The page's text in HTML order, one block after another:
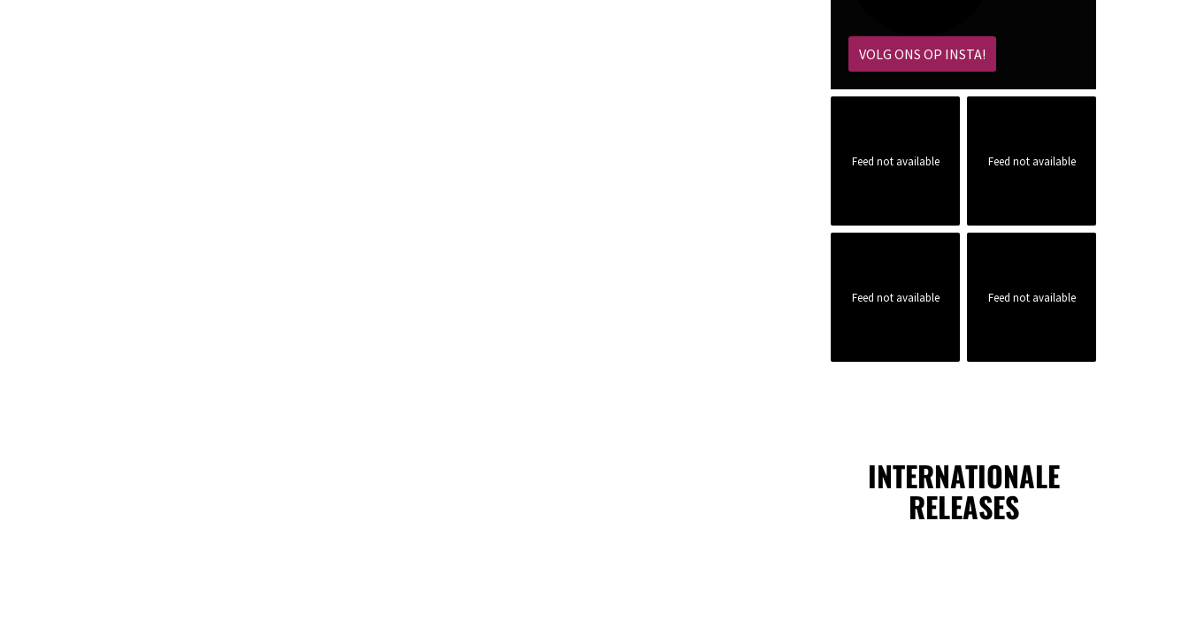
VOLG ONS OP INSTA!
Feed not available Feed not available
Feed not available Feed not available
INTERNATIONALE
RELEASES